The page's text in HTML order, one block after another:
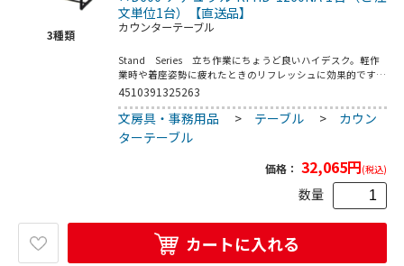
3種類
文単位1台）【直送品】
カウンターテーブル
Stand Series 立ち作業にちょうど良いハイデスク。軽作
業時や着座姿勢に疲れたときのリフレッシュに効果的です。
棚板やフック付きで荷物の置き場にも困りません。天板には
重）、棚板：約20kg（均等荷重）●お客様組立て商品です
（2人以上で約30分）●重量：27kg●フレーム・フック：ス
チール（粉体塗装）／アジャスター：PP
4510391325263
文房具・事務用品 > テーブル > カウン
ターテーブル
価格： 32,065円(税込)
数量
カートに入れる